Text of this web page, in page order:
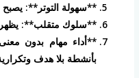
**سهولة التوتر**:
**سلوك متقلب**:
**أداء مهام بدون
بأنشطة بلا هدف